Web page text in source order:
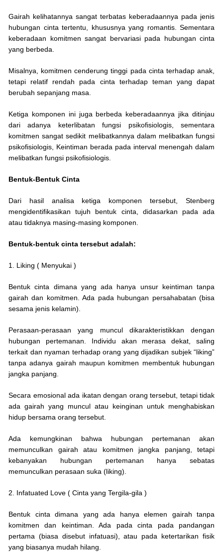
Gairah kelihatannya sangat terbatas keberadaannya pada jenis
hubungan cinta tertentu, khususnya yang romantis. Sementara
keberadaan komitmen sangat bervariasi pada hubungan cinta
yang berbeda.
Misalnya, komitmen cenderung tinggi pada cinta terhadap anak,
tetapi relatif rendah pada cinta terhadap teman yang dapat
berubah sepanjang masa.
Ketiga komponen ini juga berbeda keberadaannya jika ditinjau
dari adanya keterlibatan fungsi psikofisiologis, sementara
komitmen sangat sedikit melibatkannya dalam melibatkan fungsi
psikofisiologis, Keintiman berada pada interval menengah dalam
melibatkan fungsi psikofisiologis.
Bentuk-Bentuk Cinta
Dari hasil analisa ketiga komponen tersebut, Stenberg
mengidentifikasikan tujuh bentuk cinta, didasarkan pada ada
atau tidaknya masing-masing komponen.
Bentuk-bentuk cinta tersebut adalah:
1. Liking ( Menyukai )
Bentuk cinta dimana yang ada hanya unsur keintiman tanpa
gairah dan komitmen. Ada pada hubungan persahabatan (bisa
sesama jenis kelamin).
Perasaan-perasaan yang muncul dikarakteristikkan dengan
hubungan pertemanan. Individu akan merasa dekat, saling
terkait dan nyaman terhadap orang yang dijadikan subjek “liking”
tanpa adanya gairah maupun komitmen membentuk hubungan
jangka panjang.
Secara emosional ada ikatan dengan orang tersebut, tetapi tidak
ada gairah yang muncul atau keinginan untuk menghabiskan
hidup bersama orang tersebut.
Ada kemungkinan bahwa hubungan pertemanan akan
memunculkan gairah atau komitmen jangka panjang, tetapi
kebanyakan hubungan pertemanan hanya sebatas
memunculkan perasaan suka (liking).
2. Infatuated Love ( Cinta yang Tergila-gila )
Bentuk cinta dimana yang ada hanya elemen gairah tanpa
komitmen dan keintiman. Ada pada cinta pada pandangan
pertama (biasa disebut infatuasi), atau pada ketertarikan fisik
yang biasanya mudah hilang.